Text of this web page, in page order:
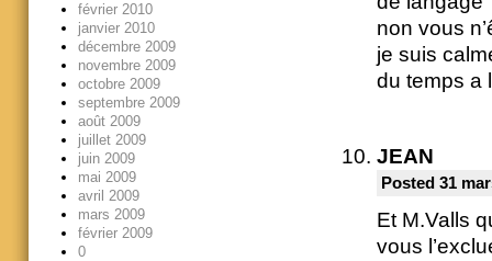
non vous
je suis
du temps a
JEAN
Posted 31
Et M.Valls
vous
février 2010
janvier 2010
décembre 2009
novembre 2009
octobre 2009
septembre 2009
août 2009
juillet 2009
juin 2009
mai 2009
avril 2009
mars 2009
février 2009
0